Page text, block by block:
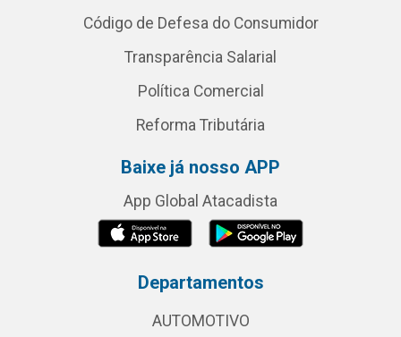
Código de Defesa do Consumidor
Transparência Salarial
Política Comercial
Reforma Tributária
Baixe já nosso APP
App Global Atacadista
Departamentos
AUTOMOTIVO